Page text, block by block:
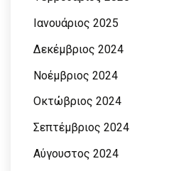
Ιανουάριος 2025
Δεκέμβριος 2024
Νοέμβριος 2024
Οκτώβριος 2024
Σεπτέμβριος 2024
Αύγουστος 2024